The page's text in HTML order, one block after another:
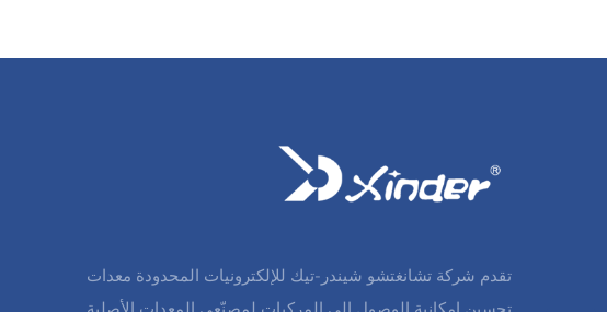
تقدم شركة تشانغتشو شيندر-تيك للإلكترونيات المحدودة معدات